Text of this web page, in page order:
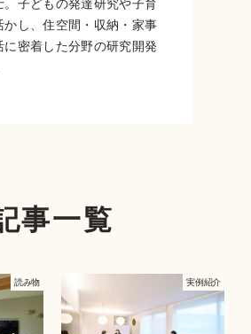
。子どもの発達研究や子育
かし、住空間・収納・家事
に密着した分野の研究開発
事一覧
読み物 実例紹介